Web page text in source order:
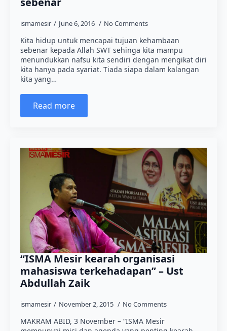
ismamesir June 6, 2016 No Comments
Kita hidup untuk mencapai tujuan kehambaan
sebenar kepada Allah SWT sehinga kita mampu
menundukkan nafsu kita sendiri dengan mengikat diri
kita hanya pada syariat. Tiada siapa dalam kalangan
kita yang…
Read more
“ISMA Mesir kearah organisasi
mahasiswa terkehadapan” – Ust
Abdullah Zaik
ismamesir November 2, 2015 No Comments
MAKRAM ABID, 3 November – “ISMA Mesir